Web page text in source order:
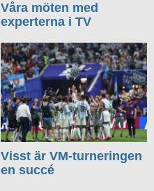
Våra möten med
experterna i TV
Visst är VM-turneringen
en succé